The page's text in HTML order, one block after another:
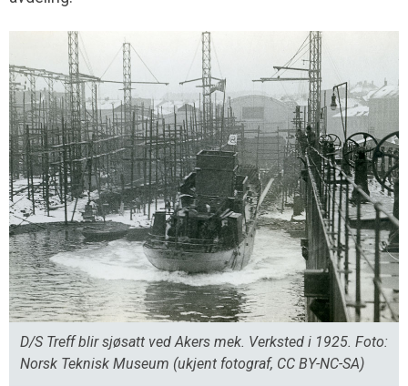
D/S Treff blir sjøsatt ved Akers mek. Verksted i 1925. Foto:
Norsk Teknisk Museum (ukjent fotograf, CC BY-NC-SA)